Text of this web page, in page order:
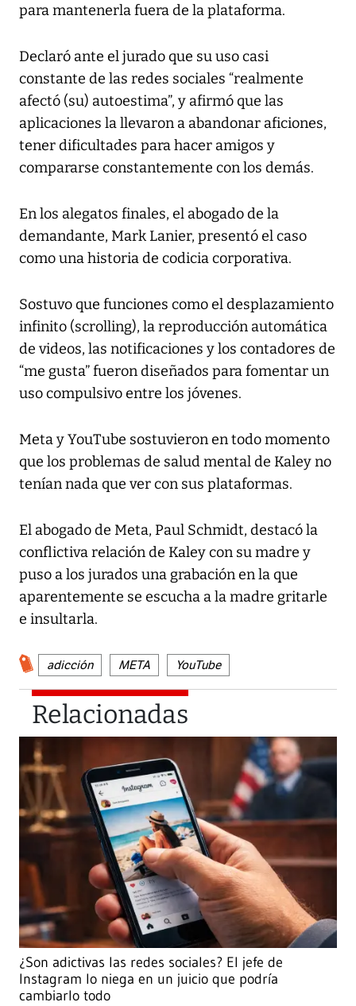
para mantenerla fuera de la plataforma.
Declaró ante el jurado que su uso casi
constante de las redes sociales “realmente
afectó (su) autoestima”, y afirmó que las
aplicaciones la llevaron a abandonar aficiones,
tener dificultades para hacer amigos y
compararse constantemente con los demás.
En los alegatos finales, el abogado de la
demandante, Mark Lanier, presentó el caso
como una historia de codicia corporativa.
Sostuvo que funciones como el desplazamiento
infinito (scrolling), la reproducción automática
de videos, las notificaciones y los contadores de
“me gusta” fueron diseñados para fomentar un
uso compulsivo entre los jóvenes.
Meta y YouTube sostuvieron en todo momento
que los problemas de salud mental de Kaley no
tenían nada que ver con sus plataformas.
El abogado de Meta, Paul Schmidt, destacó la
conflictiva relación de Kaley con su madre y
puso a los jurados una grabación en la que
aparentemente se escucha a la madre gritarle
e insultarla.
adicción META YouTube
Relacionadas
¿Son adictivas las redes sociales? El jefe de
Instagram lo niega en un juicio que podría
cambiarlo todo